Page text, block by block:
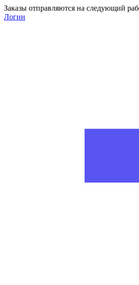
Заказы отправляются на следующий
Логин